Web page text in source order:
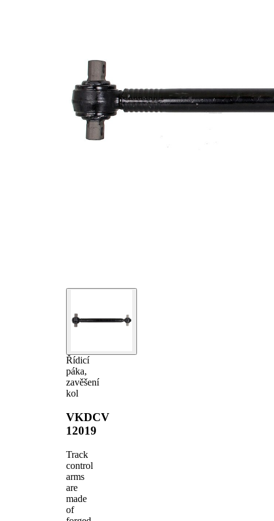
Řídicí
páka,
zavěšení
kol
VKDCV
12019
Track
control
arms
are
made
of